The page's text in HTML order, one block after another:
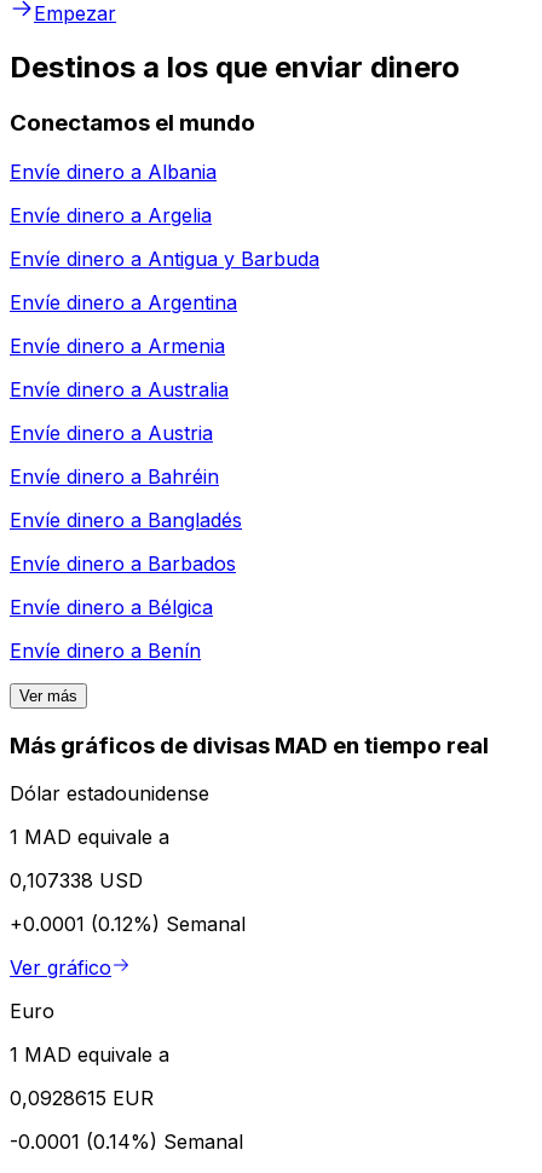
Empezar
Destinos a los que enviar dinero
Conectamos el mundo
Envíe dinero a Albania
Envíe dinero a Argelia
Envíe dinero a Antigua y Barbuda
Envíe dinero a Argentina
Envíe dinero a Armenia
Envíe dinero a Australia
Envíe dinero a Austria
Envíe dinero a Bahréin
Envíe dinero a Bangladés
Envíe dinero a Barbados
Envíe dinero a Bélgica
Envíe dinero a Benín
Ver más
Más gráficos de divisas MAD en tiempo real
Dólar estadounidense
1 MAD equivale a
0,107338 USD
+0.0001 (0.12%) Semanal
Ver gráfico
Euro
1 MAD equivale a
0,0928615 EUR
-0.0001 (0.14%) Semanal